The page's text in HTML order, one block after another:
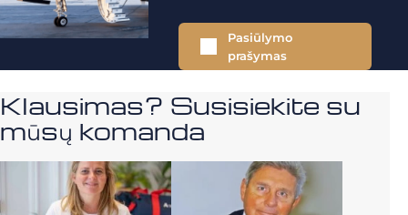
Pasiūlymo
prašymas
Klausimas? Susisiekite su
mūsų komanda